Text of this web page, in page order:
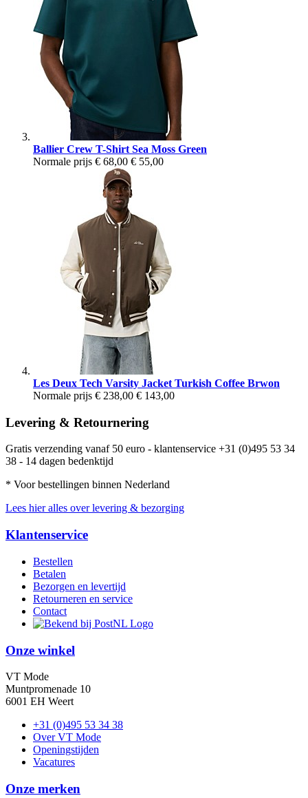
Ballier Crew T-Shirt Sea Moss Green
Normale prijs € 68,00 € 55,00
Les Deux Tech Varsity Jacket Turkish Coffee Brwon
Normale prijs € 238,00 € 143,00
Levering & Retournering
Gratis verzending vanaf 50 euro - klantenservice +31 (0)495 53 34
38 - 14 dagen bedenktijd
* Voor bestellingen binnen Nederland
Lees hier alles over levering & bezorging
Klantenservice
Bestellen
Betalen
Bezorgen en levertijd
Retourneren en service
Contact
Onze winkel
VT Mode
Muntpromenade 10
6001 EH Weert
+31 (0)495 53 34 38
Over VT Mode
Openingstijden
Vacatures
Onze merken